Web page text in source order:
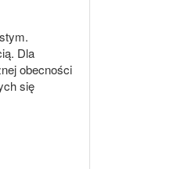
Dla
obecności
się